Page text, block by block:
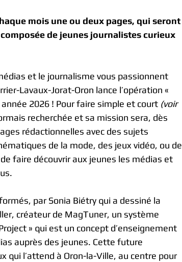
mois une ou deux pages, qui seront
de jeunes journalistes curieux
et le journalisme vous passionnent
Lavaux-Jorat-Oron lance l’opération «
2026 ! Pour faire simple et court (voir
recherchée et sa mission sera, dès
rédactionnelles avec des sujets
de la mode, des jeux vidéo, ou de
faire découvrir aux jeunes les médias et
par Sonia Biétry qui a dessiné la
créateur de MagTuner, un système
» qui est un concept d’enseignement
auprès des jeunes. Cette future
qui l’attend à Oron-la-Ville, au centre pour